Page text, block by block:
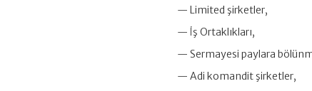
— Limited şirketler,
— İş Ortaklıkları,
— Sermayesi paylara
— Adi komandit şirketler,